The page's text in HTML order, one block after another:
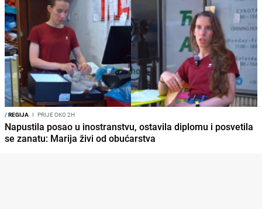
/REGIJA I PRIJE OKO 2H
Napustila posao u inostranstvu, ostavila diplomu i posvetila
se zanatu: Marija živi od obućarstva